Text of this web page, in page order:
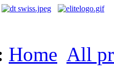
Home All